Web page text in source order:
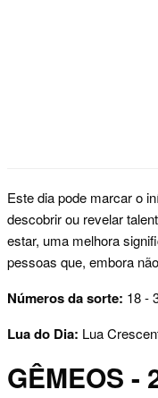
Este dia pode marcar o
descobrir ou revelar
estar, uma melhora
pessoas que, embora
Números da sorte: 18 -
Lua do Dia: Lua
GÊMEOS -